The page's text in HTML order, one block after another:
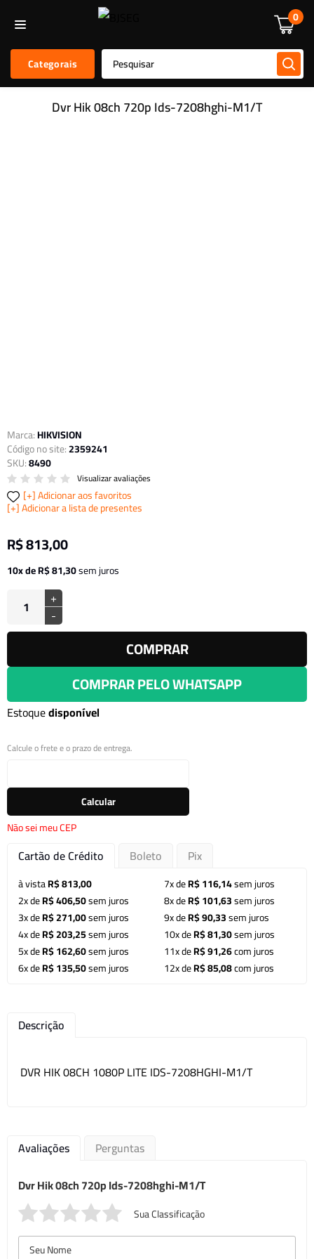
0
Categorais
Alarmes E Sensores
Dvr Hik 08ch 720p Ids-7208hghi-M1/T
Marca:HIKVISION
Código no site:2359241
SKU:8490
Visualizar avaliações
Adicionar aos favoritos
Adicionar a lista de presentes
R$ 813,00
10x de R$ 81,30sem juros
+
-
COMPRAR
COMPRAR PELO WHATSAPP
Estoquedisponível
Calcule o frete e o prazo de entrega.
Calcular
Não sei meu CEP
Cartão de Crédito Boleto Pix
à vistaR$ 813,00
2x deR$ 406,50sem juros
3x deR$ 271,00sem juros
4x deR$ 203,25sem juros
5x deR$ 162,60sem juros
6x deR$ 135,50sem juros
7x deR$ 116,14sem juros
8x deR$ 101,63sem juros
9x deR$ 90,33sem juros
10x deR$ 81,30sem juros
11x deR$ 91,26com juros
12x deR$ 85,08com juros
Descrição
DVR HIK 08CH 1080P LITE IDS-7208HGHI-M1/T
Avaliações
Perguntas
Dvr Hik 08ch 720p Ids-7208hghi-M1/T
Sua Classificação